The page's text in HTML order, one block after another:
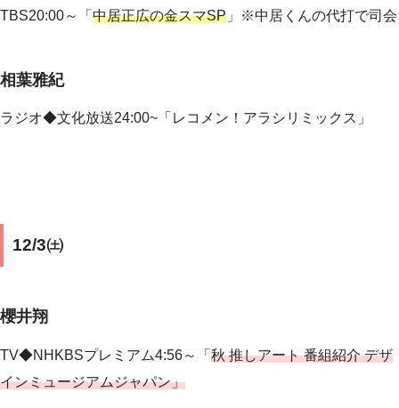
TBS20:00～ 「 中居正広の金スマSP 」※中居くんの代打で司会
相葉雅紀
ラジオ◆文化放送24:00~「レコメン！アラシリミックス」
12/3㈯
櫻井翔
TV◆NHKBSプレミアム4:56～「 秋 推しアート 番組紹介 デザ
インミュージアムジャパン」